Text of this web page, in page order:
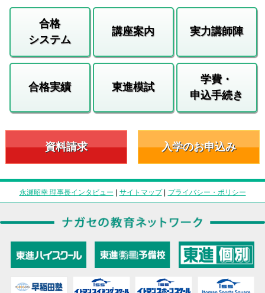
合格
システム
講座案内 実力講師陣
合格実績 東進模試
学費・
申込手続き
資料請求 入学のお申込み
永瀬昭幸 理事長インタビュー | サイトマップ| プライバシー・ポリシー